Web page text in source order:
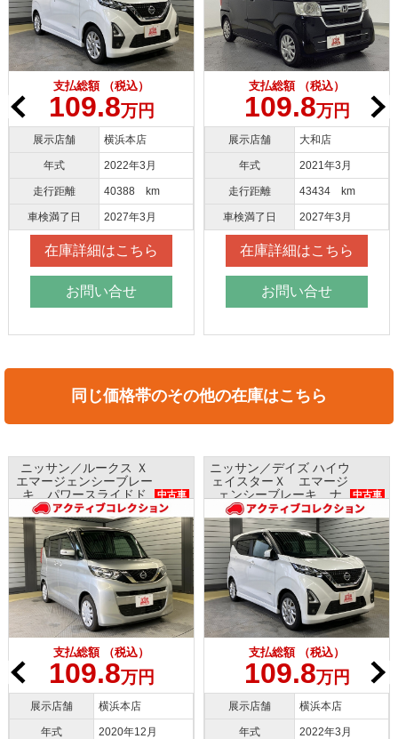
支払総額 （税込）
109.8万円
展示店舗 横浜本店
年式 2022年3月
走行距離 40388 km
車検満了日 2027年3月
在庫詳細はこちら
お問い合せ
支払総額 （税込）
109.8万円
展示店舗 大和店
年式 2021年3月
走行距離 43434 km
車検満了日 2027年3月
在庫詳細はこちら
お問い合せ
同じ価格帯のその他の在庫はこちら
クス Ｘ
ブレー
ドド
モニタ
中古車
万円
浜本店
年12月
ニッサン／デイズ ハイウ
ェイスターＸ エマージ
ェンシーブレーキ ナ
ビ アラウンドビューモ
ニター インテリキー
中古車
109.8 万円
展示店舗 横浜本店
年式 2022年3月
ホンダ／Ｎ
ホンダセンシ
ビ バック
ETC プッシュ
展示店舗
年式